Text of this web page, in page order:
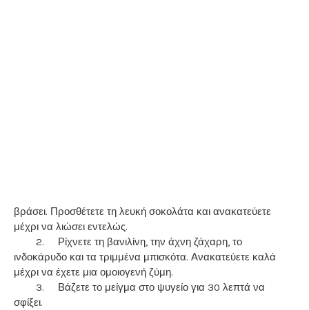
βράσει. Προσθέτετε τη λευκή σοκολάτα και ανακατεύετε
μέχρι να λιώσει εντελώς.
2.
Ρίχνετε τη βανιλίνη, την άχνη ζάχαρη, το
ινδοκάρυδο και τα τριμμένα μπισκότα. Ανακατεύετε καλά
μέχρι να έχετε μια ομοιογενή ζύμη.
3.
Βάζετε το μείγμα στο ψυγείο για 30 λεπτά να
σφίξει.